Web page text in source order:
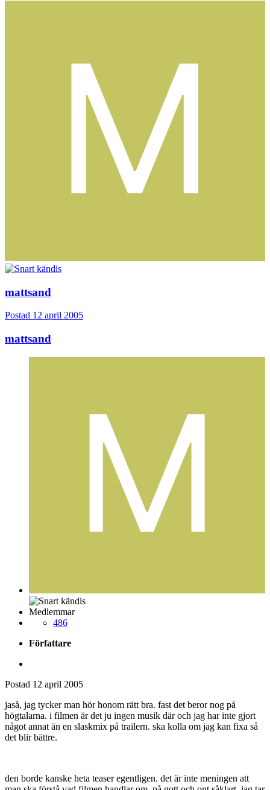
mattsand
Postad 12 april 2005
mattsand
Medlemmar
486
Författare
Postad 12 april 2005
jaså, jag tycker man hör honom rätt bra. fast det beror nog på
högtalarna. i filmen är det ju ingen musik där och jag har inte gjort
något annat än en slaskmix på trailern. ska kolla om jag kan fixa så
det blir bättre.
den borde kanske heta teaser egentligen. det är inte meningen att